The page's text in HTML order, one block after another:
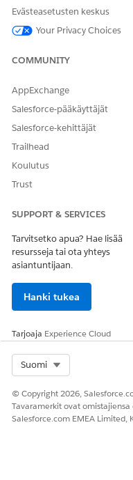
Evästeasetusten keskus
Your Privacy Choices
COMMUNITY
AppExchange
Salesforce-pääkäyttäjät
Salesforce-kehittäjät
Trailhead
Koulutus
Trust
SUPPORT & SERVICES
Tarvitsetko apua? Hae lisää
resursseja tai ota yhteys
asiantuntijaan.
Hanki tukea
Tarjoaja Experience Cloud
Suomi
© Copyright 2026,
Tavaramerkit ovat omistajiensa
Salesforce.com EMEA Limited,